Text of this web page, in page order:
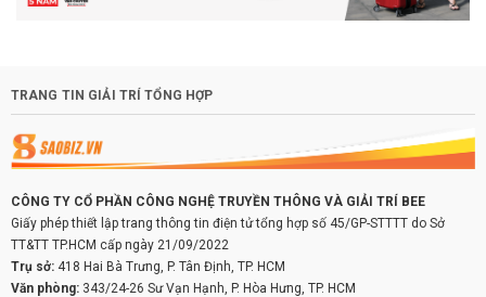
TRANG TIN GIẢI TRÍ TỔNG HỢP
CÔNG TY CỔ PHẦN CÔNG NGHỆ TRUYỀN THÔNG VÀ GIẢI TRÍ BEE
Giấy phép thiết lập trang thông tin điện tử tổng hợp số 45/GP-STTTT do Sở
TT&TT TP.HCM cấp ngày 21/09/2022
Trụ sở: 418 Hai Bà Trưng, P. Tân Định, TP. HCM
Văn phòng: 343/24-26 Sư Vạn Hạnh, P. Hòa Hưng, TP. HCM